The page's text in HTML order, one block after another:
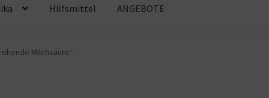
Hilfsmittel ANGEBOTE
Impressum
Milchsäure“